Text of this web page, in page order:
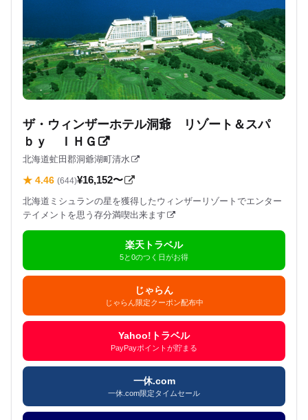
ザ・ウィンザーホテル洞爺 リゾート＆スパ
ｂｙ ＩＨＧ
北海道虻田郡洞爺湖町清水
★ 4.46(644)¥16,152〜
北海道ミシュランの星を獲得したウィンザーリゾートでエンター
テイメントを思う存分満喫出来ます
楽天トラベル
5と0のつく日がお得
じゃらん
じゃらん限定クーポン配布中
Yahoo!トラベル
PayPayポイントが貯まる
一休.com
一休.com限定タイムセール